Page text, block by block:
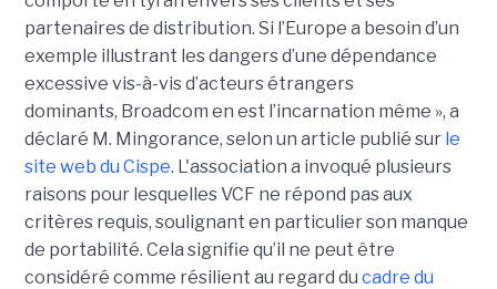
partenaires de distribution. Si l’Europe a besoin d’un
exemple illustrant les dangers d’une dépendance
excessive vis-à-vis d’acteurs étrangers
dominants, Broadcom en est l’incarnation même », a
déclaré M. Mingorance, selon un article publié sur le
site web du Cispe. L'association a invoqué plusieurs
raisons pour lesquelles VCF ne répond pas aux
critères requis, soulignant en particulier son manque
de portabilité. Cela signifie qu’il ne peut être
considéré comme résilient au regard du cadre du